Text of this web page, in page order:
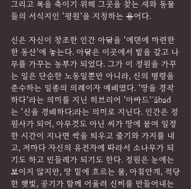
그리고 목을 축이기 위해 그곳을 찾는 새와 동물
들의 서식지인 ‘평원’을 지칭하는 용어다.
신은 자신이 창조한 인간 아담을 ‘에덴에 마련한
한 동산’에 놓는다. 아담은 이곳에서 밭을 갈고 나
무를 가꾸는 농부가 되었다. 그가 이 정원을 가꾸
는 일은 단순한 노동일뿐만 아니라, 신의 명령을
준수하는 일종의 의례이자 예배였다. ‘땅을 경작
하다’라는 의미를 지닌 히브리어 ‘아바드’ʿābad
는 ‘신을 경배하다;라는 의미로 지닌다. 인간은 정
원사가 되어, 아무것도 아닌 씨가 땅에 뭍여 일정
한 시간이 지나면 싹을 틔우고 줄기와 가지를 내
고, 저마다 자신의 유전자에 따라서 소나무가 되
기도 하고 민들레가 되기도 한다. 정원은 눈에는
보이지 않지만, 땅 밑에 흐르는 물, 아침안개, 적당
한 햇빛, 공기가 함께 어울려 신비를 만들어내는